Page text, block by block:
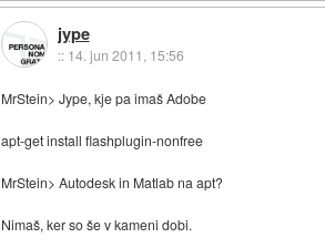
jype
:: 14. jun 2011, 15:56
MrStein> Jype, kje pa imaš Adobe
apt-get install flashplugin-nonfree
MrStein> Autodesk in Matlab na apt?
Nimaš, ker so še v kameni dobi.